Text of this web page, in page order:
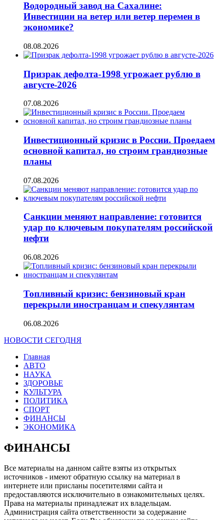
Водородный завод на Сахалине:
Инвестиции на ветер или ветер перемен в
экономике?
08.08.2026
Призрак дефолта-1998 угрожает рублю в
августе-2026
07.08.2026
Инвестиционный кризис в России. Проедаем
основной капитал, но строим грандиозные
планы
07.08.2026
Санкции меняют направление: готовится
удар по ключевым покупателям российской
нефти
06.08.2026
Топливный кризис: бензиновый кран
перекрыли иностранцам и спекулянтам
06.08.2026
НОВОСТИ СЕГОДНЯ
Главная
АВТО
НАУКА
ЗДОРОВЬЕ
КУЛЬТУРА
ПОЛИТИКА
СПОРТ
ФИНАНСЫ
ЭКОНОМИКА
ФИНАНСЫ
Все материалы на данном сайте взяты из открытых
источников - имеют обратную ссылку на материал в
интернете или присланы посетителями сайта и
предоставляются исключительно в ознакомительных целях.
Права на материалы принадлежат их владельцам.
Администрация сайта ответственности за содержание